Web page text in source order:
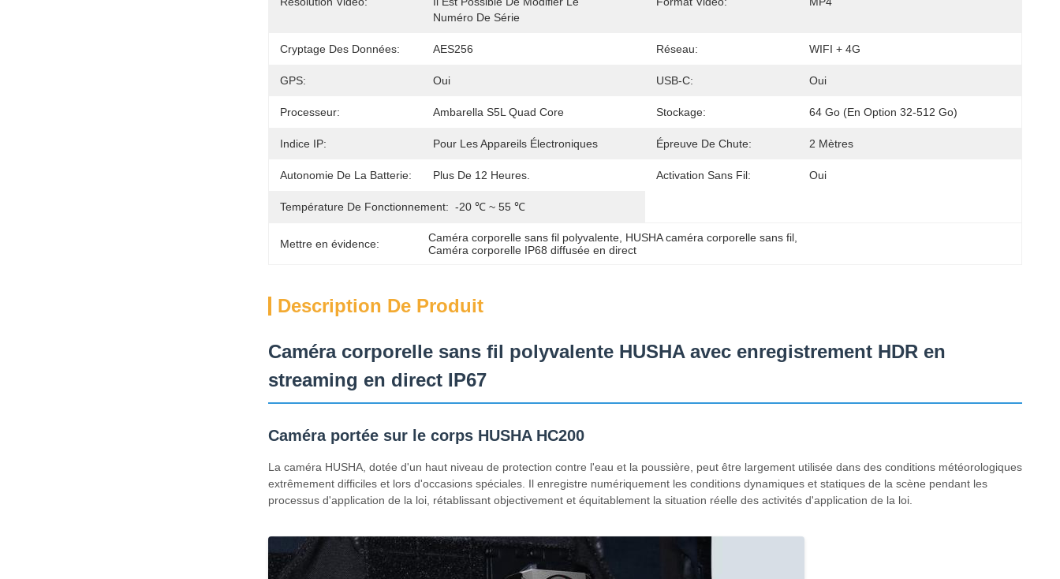
Numéro De Série
Cryptage Des Données: AES256 Réseau: WIFI + 4G
GPS: Oui USB-C: Oui
Processeur: Ambarella S5L Quad Core Stockage: 64 Go (en Option 32-512 Go)
Indice IP: Pour Les Appareils Électroniques Épreuve De Chute: 2 Mètres
Autonomie De La Batterie: Plus De 12 Heures. Activation Sans Fil: Oui
Température De Fonctionnement: -20 ℃ ~ 55 ℃
Mettre en évidence: Caméra corporelle sans fil polyvalente HUSHA caméra corporelle sans fil
Caméra corporelle IP68 diffusée en direct
Description De Produit
Caméra corporelle sans fil polyvalente HUSHA avec enregistrement HDR en
streaming en direct IP67
Caméra portée sur le corps HUSHA HC200
La caméra HUSHA, dotée d'un haut niveau de protection contre l'eau et la poussière, peut être largement utilisée dans des conditions météorologiques
extrêmement difficiles et lors d'occasions spéciales. Il enregistre numériquement les conditions dynamiques et statiques de la scène pendant les
processus d'application de la loi, rétablissant objectivement et équitablement la situation réelle des activités d'application de la loi.